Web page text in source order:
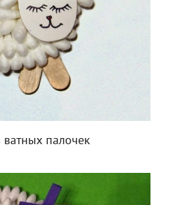
ватных палочек